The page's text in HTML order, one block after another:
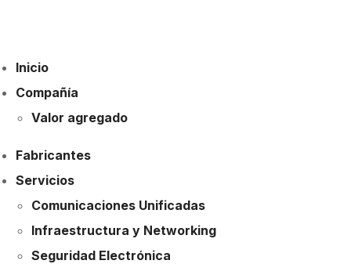
Inicio
Compañía
Valor agregado
Fabricantes
Servicios
Comunicaciones Unificadas
Infraestructura y Networking
Seguridad Electrónica